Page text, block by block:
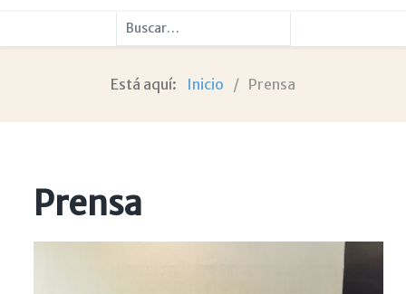
Buscar
Está aquí: Inicio Prensa
Prensa